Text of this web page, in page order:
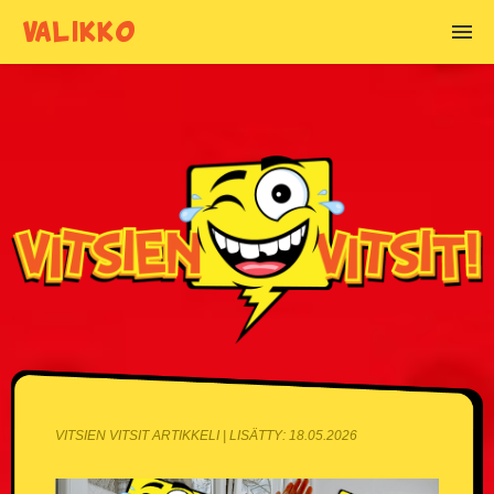
VALIKKO
Armeijavitsit
VITSIEN VITSIT ARTIKKELI | LISÄTTY: 18.05.2026